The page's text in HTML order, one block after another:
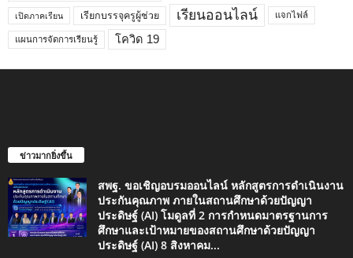
เปิดภาคเรียน เรียกบรรจุครูผู้ช่วย เรียนออนไลน์ แจกไฟล์
แผนการจัดการเรียนรู้ โควิด 19
ข่าวมากยิ่งขึ้น
สพฐ. ขอเชิญอบรมออนไลน์ หลักสูตรการดำเนินงาน
ประกันคุณภาพ ภายในสถานศึกษาด้วยปัญญา
ประดิษฐ์ (AI) โมดูลที่ 2 การกำหนดมาตรฐานการ
ศึกษาและเป้าหมายของสถานศึกษาด้วยปัญญา
ประดิษฐ์ (AI) 8 สิงหาคม...